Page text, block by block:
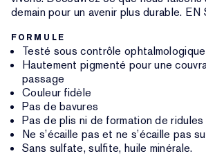
demain pour un avenir plus durable. EN
FORMULE
Testé sous contrôle ophtalmologique
Hautement pigmenté pour une
passage
Couleur fidèle
Pas de bavures
Pas de plis ni de formation de ridules
Ne s’écaille pas et ne s’écaille pas
Sans sulfate, sulfite, huile minérale.